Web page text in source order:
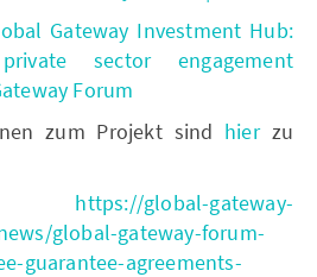
Gateway Investment Hub:
sector engagement
Forum
zum Projekt sind hierzu
https://global-gateway-
global-gateway-forum-
guarantee-agreements-